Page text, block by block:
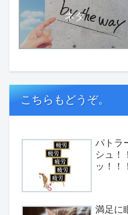
ネタ
こちらもどうぞ。
パトラ
シュ！
ッ！！！
満足に